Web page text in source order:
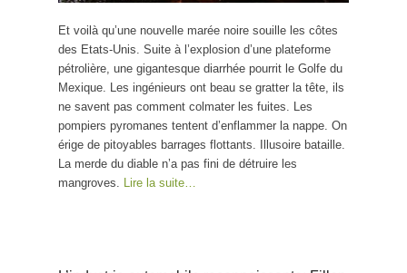
Et voilà qu’une nouvelle marée noire souille les côtes
des Etats-Unis. Suite à l’explosion d’une plateforme
pétrolière, une gigantesque diarrhée pourrit le Golfe du
Mexique. Les ingénieurs ont beau se gratter la tête, ils
ne savent pas comment colmater les fuites. Les
pompiers pyromanes tentent d’enflammer la nappe. On
érige de pitoyables barrages flottants. Illusoire bataille.
La merde du diable n’a pas fini de détruire les
mangroves. Lire la suite…